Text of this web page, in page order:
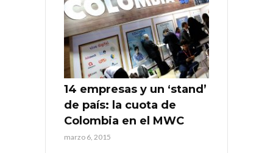
14 empresas y un ‘stand’
de país: la cuota de
Colombia en el MWC
marzo 6, 2015